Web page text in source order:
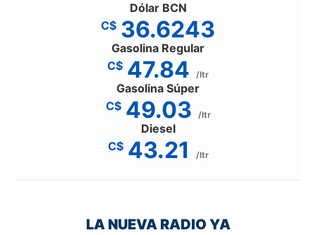
Dólar BCN
C$ 36.6243
Gasolina Regular
C$ 47.84 /ltr
Gasolina Súper
C$ 49.03 /ltr
Diesel
C$ 43.21 /ltr
LA NUEVA RADIO YA